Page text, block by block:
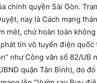
chính quyền Sài Gòn.
nay là Cách mạng
mét, chứ hoàn toàn
tín vô tuyến điện quốc
như Công văn số 82/UB
quận Tân Bình), do